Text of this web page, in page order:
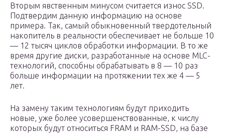
Вторым явственным минусом считается износ SSD.
Подтвердим данную информацию на основе
примера. Так, самый обыкновенный твердотельный
накопитель в реальности обеспечивает не больше 10
— 12 тысяч циклов обработки информации. В то же
время другие диски, разработанные на основе MLC-
технологий, способны обрабатывать в 8 — 10 раз
больше информации на протяжении тех же 4 — 5
лет.
На замену таким технологиям будут приходить
новые, уже более усовершенствованные, к числу
которых будут относиться FRAM и RAM-SSD, на базе